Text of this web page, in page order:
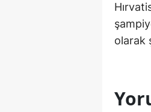
olarak